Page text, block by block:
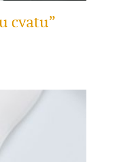
cvatu”